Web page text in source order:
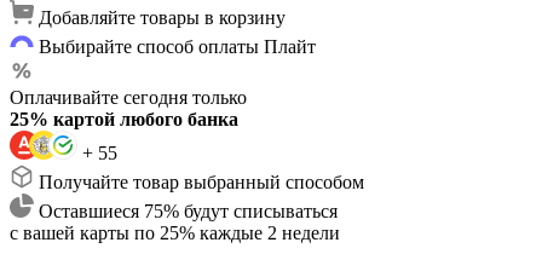
Добавляйте товары в корзину
Выбирайте способ оплаты Плайт
Оплачивайте сегодня только
25% картой любого банка
+ 55
Получайте товар выбранный способом
Оставшиеся 75% будут списываться
с вашей карты по 25% каждые 2 недели